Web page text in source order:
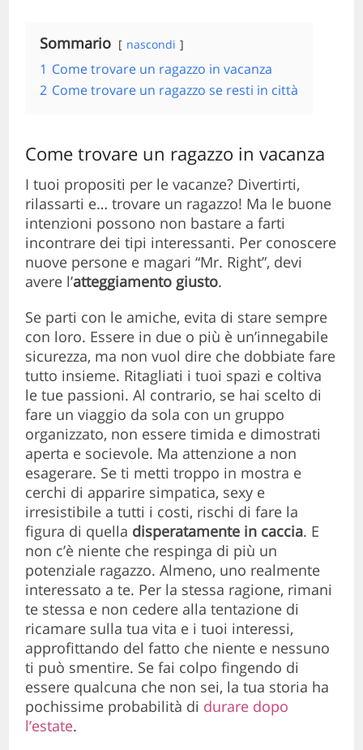
Sommario nascondi
1 Come trovare un ragazzo in vacanza
2 Come trovare un ragazzo se resti in città
Come trovare un ragazzo in vacanza
I tuoi propositi per le vacanze? Divertirti,
rilassarti e… trovare un ragazzo! Ma le buone
intenzioni possono non bastare a farti
incontrare dei tipi interessanti. Per conoscere
nuove persone e magari “Mr. Right”, devi
avere l’atteggiamento giusto.
Se parti con le amiche, evita di stare sempre
con loro. Essere in due o più è un’innegabile
sicurezza, ma non vuol dire che dobbiate fare
tutto insieme. Ritagliati i tuoi spazi e coltiva
le tue passioni. Al contrario, se hai scelto di
fare un viaggio da sola con un gruppo
organizzato, non essere timida e dimostrati
aperta e socievole. Ma attenzione a non
esagerare. Se ti metti troppo in mostra e
cerchi di apparire simpatica, sexy e
irresistibile a tutti i costi, rischi di fare la
figura di quella disperatamente in caccia. E
non c’è niente che respinga di più un
potenziale ragazzo. Almeno, uno realmente
interessato a te. Per la stessa ragione, rimani
te stessa e non cedere alla tentazione di
ricamare sulla tua vita e i tuoi interessi,
approfittando del fatto che niente e nessuno
ti può smentire. Se fai colpo fingendo di
essere qualcuna che non sei, la tua storia ha
pochissime probabilità di durare dopo
l’estate.